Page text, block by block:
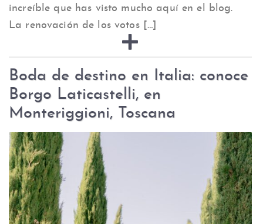
increíble que has visto mucho aquí en el blog.
La renovación de los votos […]
Boda de destino en Italia: conoce
Borgo Laticastelli, en
Monteriggioni, Toscana